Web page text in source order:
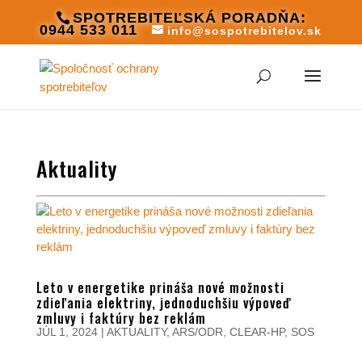
SPOTREBITEĽSKÁ PORADŇA:
0944 533 011 info@sospotrebitelov.sk
Aktuality
Leto v energetike prináša nové možnosti
zdieľania elektriny, jednoduchšiu výpoveď
zmluvy i faktúry bez reklám
JÚL 1, 2024| AKTUALITY, ARS/ODR CLEAR-HP, SOS